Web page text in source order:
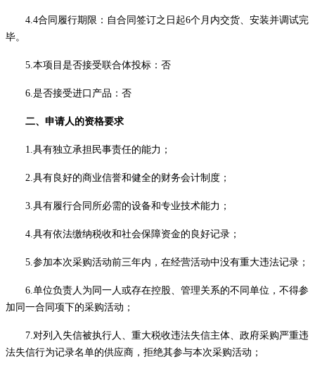
4.4合同履行期限 ： 自合同签订之日起6个月 内交货、安装并调试完
毕。
5.本项目是否接受联合体投标：否
6.是否接受进口产品：否
二、 申请人的资格要求
1.具有独立承担民事责任的能力；
2.具有良好的商业信誉和健全的财务会计制度；
3.具有履行合同所必需的设备和专业技术能力；
4.具有依法缴纳税收和社会保障资金的良好记录；
5.参加本次采购活动前三年内，在经营活动中没有重大违法记录；
6.单位负责人为同一人或存在控股、管理关系的不同单位，不得参
加同一合同项下的采购活动；
7.对列入失信被执行人、重大税收违法失信主体、 政府采购严重违
法失信行为记录名单的供应商 ，拒绝其参与本次采购活动；